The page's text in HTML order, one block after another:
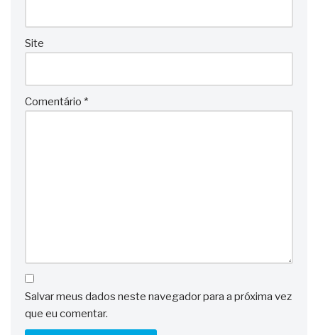
Site
Comentário *
Salvar meus dados neste navegador para a próxima vez
que eu comentar.